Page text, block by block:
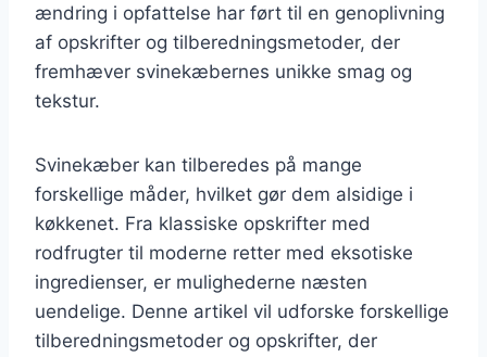
ændring i opfattelse har ført til en genoplivning
af opskrifter og tilberedningsmetoder, der
fremhæver svinekæbernes unikke smag og
tekstur.
Svinekæber kan tilberedes på mange
forskellige måder, hvilket gør dem alsidige i
køkkenet. Fra klassiske opskrifter med
rodfrugter til moderne retter med eksotiske
ingredienser, er mulighederne næsten
uendelige. Denne artikel vil udforske forskellige
tilberedningsmetoder og opskrifter, der